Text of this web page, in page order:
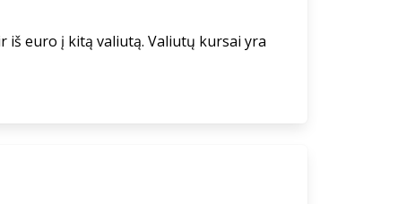
euro į kitą valiutą. Valiutų kursai yra